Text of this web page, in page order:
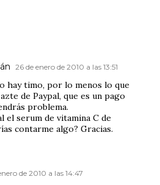
26 de enero de 2010 a las 13:51
hay timo, por lo menos lo que
de Paypal, que es un pago
problema.
el serum de vitamina C de
contarme algo? Gracias.
de 2010 a las 14:47